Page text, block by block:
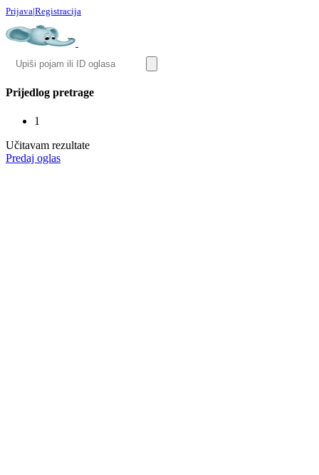
Prijava|Registracija
Prijedlog pretrage
1
Učitavam rezultate
Predaj oglas